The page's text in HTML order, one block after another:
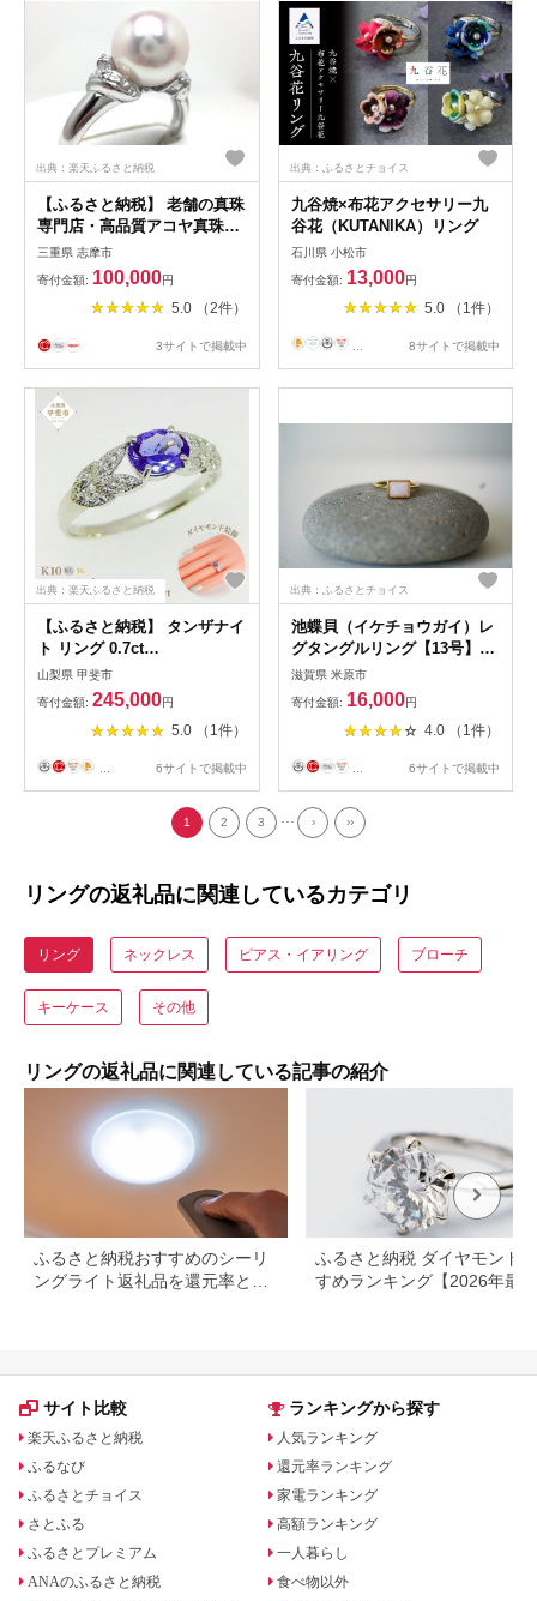
出典：楽天ふるさと納税
【ふるさと納税】 老舗の真珠
専門店・高品質アコヤ真珠リ
ング9.0〜9.5ミリ / アクセサ
リー 指輪 リング シルバー ア
コヤ 真珠 三重県 伊勢志摩 志
摩 大珠 冠婚葬祭 結婚式 卒業
リー おしゃれ 普段使い フォ
三重県 志摩市
寄付金額: 100,000円
5.0 （2件）
3サイトで掲載中
出典：ふるさとチョイス
九谷焼×布花アクセサリー九
谷花（KUTANIKA）リング
石川県 小松市
寄付金額: 13,000円
5.0 （1件）
8サイトで掲載中
出典：楽天ふるさと納税
【ふるさと納税】 タンザナイ
ト リング 0.7ct
K10WG/K10YG (13387) 指輪
リング タンザナイト K10 ホ
ワイトゴールド イエローゴー
ルド ジュエリー アクセサリ
ー ダイヤモンド 山梨県 甲斐
市 BR-86
山梨県 甲斐市
寄付金額: 245,000円
5.0 （1件）
... 6サイトで掲載中
出典：ふるさとチョイス
池蝶貝（イケチョウガイ）レ
グタングルリング【13号】
[№5694-0783]
滋賀県 米原市
寄付金額: 16,000円
4.0 （1件）
... 6サイトで掲載中
1 2 3 ... › ››
リングの返礼品に関連しているカテゴリ
リング ネックレス ピアス・イアリング ブローチ
キーケース その他
リングの返礼品に関連している記事の紹介
ふるさと納税おすすめのシーリ
ングライト返礼品を還元率と合
ふるさと納税 ダイヤモンド
すめランキング【2026年最
サイト比較
楽天ふるさと納税
ふるなび
ふるさとチョイス
さとふる
ふるさとプレミアム
ANAのふるさと納税
ランキングから探す
人気ランキング
還元率ランキング
家電ランキング
高額ランキング
一人暮らし
食べ物以外